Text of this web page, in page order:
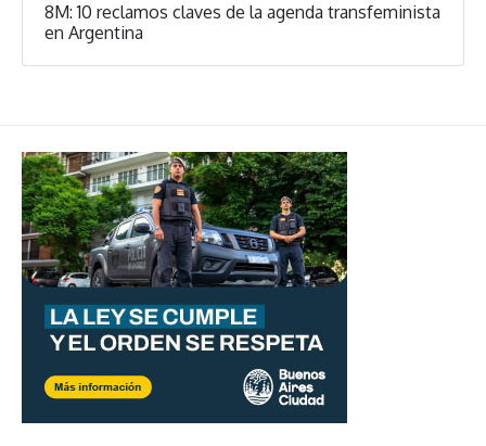
8M: 10 reclamos claves de la agenda transfeminista
en Argentina